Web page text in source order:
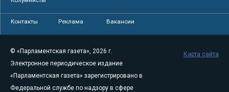
Контакты Реклама Вакансии
© «Парламентская газета», 2026 г.
Электронное периодическое издание
«Парламентская газета» зарегистрировано в
Федеральной службе по надзору в сфере
Карта сайта